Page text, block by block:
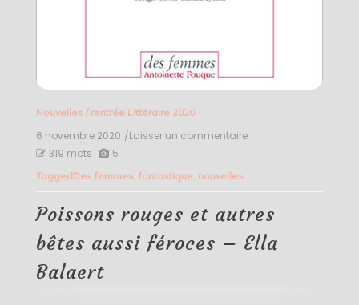
Nouvelles / rentrée Littéraire 2020
6 novembre 2020 /Laisser un commentaireon
aussi
féroces
–
319 mots 5
TaggedDes femmes fantastique, nouvelles
Poissons rouges et autres
bêtes aussi féroces – Ella
Balaert